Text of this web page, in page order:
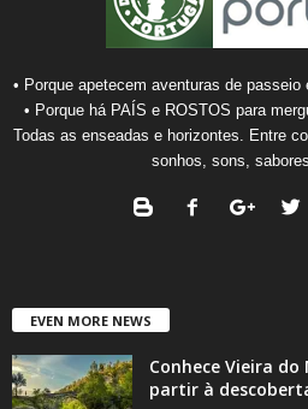
• Porque apetecem aventuras de passeio
• Porque há PAÍS e ROSTOS para
Todas as enseadas e horizontes. Entre
sonhos, sons,
EVEN MORE NEWS
Conhece Vieira
partir à